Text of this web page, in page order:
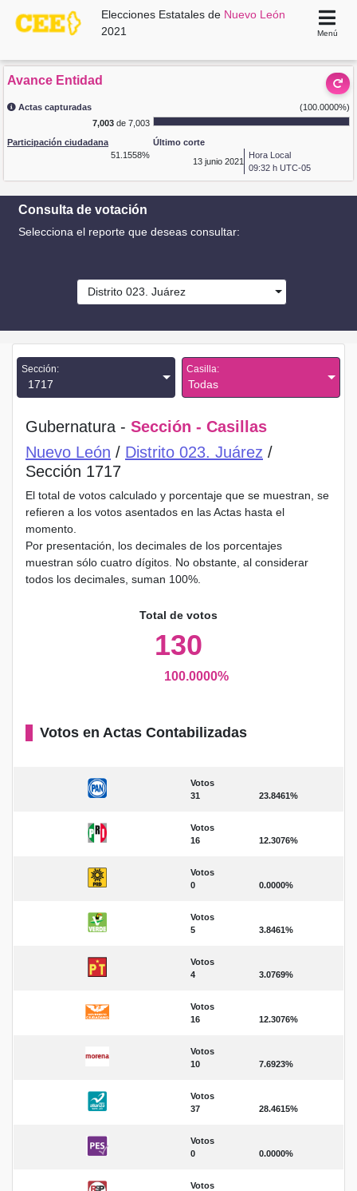
Elecciones Estatales de Nuevo León
2021
Menú
Avance Entidad
Actas capturadas
(100.0000%)
7,003de 7,003
Participación ciudadana
51.1558%
Último corte
13 junio 2021
Hora Local
09:32 h UTC-05
Consulta de votación
Selecciona el reporte que deseas consultar:
Distrito 023. Juárez
Sección:
1717
Casilla:
Todas
Gubernatura - Sección - Casillas
Nuevo León / Distrito 023. Juárez /
Sección 1717
El total de votos calculado y porcentaje que se muestran, se
refieren a los votos asentados en las Actas hasta el
momento.
Por presentación, los decimales de los porcentajes
muestran sólo cuatro dígitos. No obstante, al considerar
todos los decimales, suman 100%.
Total de votos
130
100.0000%
Votos en Actas Contabilizadas
Votos
31
23.8461%
Votos
16
12.3076%
Votos
0
0.0000%
Votos
5
3.8461%
Votos
4
3.0769%
Votos
16
12.3076%
Votos
10
7.6923%
Votos
37
28.4615%
Votos
0
0.0000%
Votos